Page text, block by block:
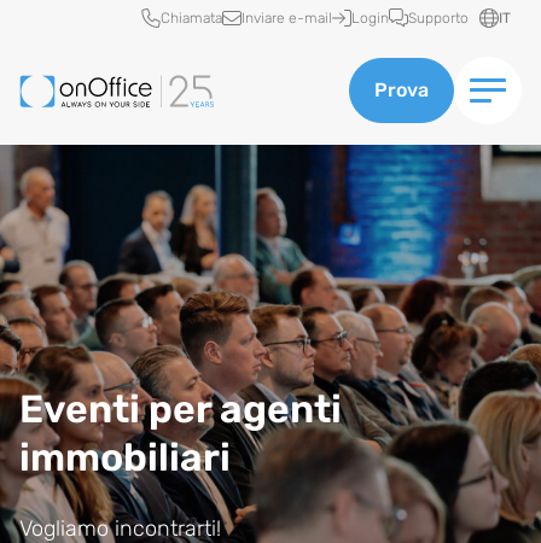
Accesso rapido
Chiamata Inviare e-mail Login Supporto IT
Prova
Eventi per agenti
immobiliari
Vogliamo incontrarti!